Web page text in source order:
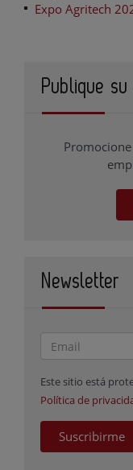
Expo Agritech
Publique su
Newsletter
Este sitio está
Política de
Suscribirme